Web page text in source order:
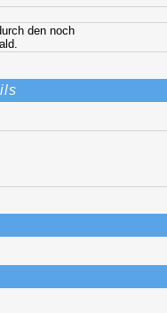
den noch